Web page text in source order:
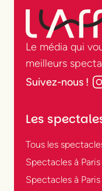
Le média qui
meilleurs
Suivez-nous !
Les
Tous les
Spectacles à
Spectacles à